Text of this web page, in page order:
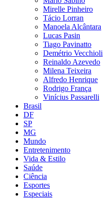
Mirelle Pinheiro
Tácio Lorran
Manoela Alcântara
Lucas Pasin
Tiago Pavinatto
Demétrio Vecchioli
Reinaldo Azevedo
Milena Teixeira
Alfredo Henrique
Rodrigo França
Vinícius Passarelli
Brasil
DF
SP
MG
Mundo
Entretenimento
Vida & Estilo
Saúde
Ciência
Esportes
Especiais